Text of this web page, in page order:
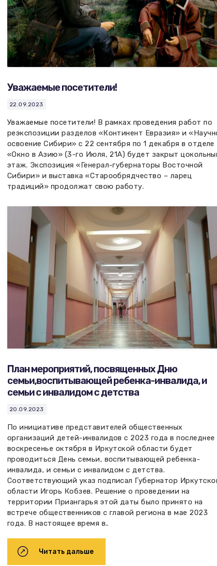
Уважаемые посетители!
22.09.2023
Уважаемые посетители! В рамках проведения работ по
реэкспозиции разделов «Континент Евразия» и
освоение Сибири» с 22 сентября по 1 декабря в отделе
«Окно в Азию» (3-го Июля, 21А) будет закрыт
этаж. Экспозиция «Генерал-губернаторы Восточной
Сибири» и выставка «Старообрядчество – ларец
традиций» продолжат свою работу.
План мероприятий, посвященных Дню
семьи,воспитывающей ребенка-инвалида, и
семьи с инвалидом с детства
20.09.2023
По инициативе представителей общественных
организаций детей-инвалидов с 2023 года в последнее
воскресенье октября в Иркутской области будет
проводиться День семьи, воспитывающей ребенка-
инвалида, и семьи с инвалидом с детства.
Соответствующий указ подписал Губернатор
области Игорь Кобзев. Решение о проведении на
территории Приангарья этой даты было принято на
встрече общественников с главой региона в мае 2023
года. В настоящее время в..
Читать дальше